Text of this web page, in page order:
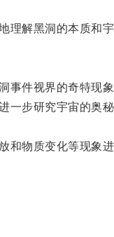
解黑洞的本质和宇
件视界的奇特现象
步研究宇宙的奥秘
物质变化等现象